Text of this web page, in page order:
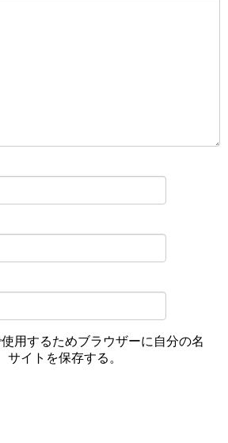
用するためブラウザーに自分の名
イトを保存する。